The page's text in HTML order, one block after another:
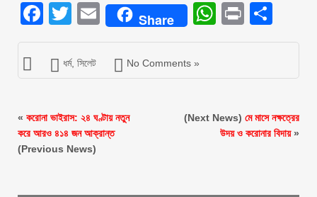
Facebook
Twitter
EmailShare Print
ধর্ম, সিলেট No Comments »
« করোনা ভাইরাস: ২৪ ঘণ্টায় নতুন
করে আরও ৪১৪ জন আক্রান্ত
(Previous News)
(Next News) মে মাসে নক্ষত্রের
উদয় ও করোনার বিদায়»